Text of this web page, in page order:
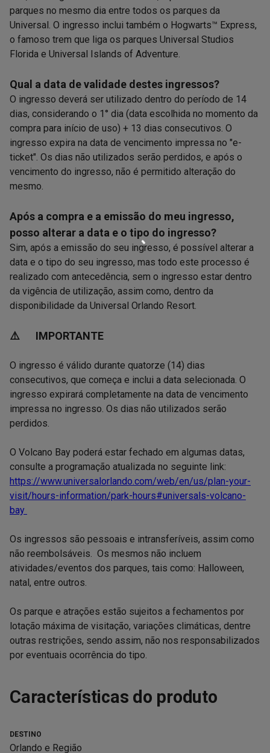
parques no mesmo dia entre todos os parques da
Universal. O ingresso inclui também o Hogwarts™ Express,
o famoso trem que liga os parques Universal Studios
Florida e Universal Islands of Adventure.
Qual a data de validade destes ingressos?
O ingresso deverá ser utilizado dentro do período de 14
dias, considerando o 1° dia (data escolhida no momento da
compra para início de uso) + 13 dias consecutivos. O
ingresso expira na data de vencimento impressa no "e-
ticket". Os dias não utilizados serão perdidos, e após o
vencimento do ingresso, não é permitido alteração do
mesmo.
Após a compra e a emissão do meu ingresso,
posso alterar a data e o tipo do ingresso?
Sim, após a emissão do seu ingresso, é possível alterar a
data e o tipo do seu ingresso, mas todo este processo é
realizado com antecedência, sem o ingresso estar dentro
da vigência de utilização, assim como, dentro da
disponibilidade da Universal Orlando Resort.
⚠️ IMPORTANTE
O ingresso é válido durante quatorze (14) dias
consecutivos, que começa e inclui a data selecionada. O
ingresso expirará completamente na data de vencimento
impressa no ingresso. Os dias não utilizados serão
perdidos.
O Volcano Bay poderá estar fechado em algumas datas,
consulte a programação atualizada no seguinte link:
https://www.universalorlando.com/web/en/us/plan-your-
visit/hours-information/park-hours#universals-volcano-
bay
Os ingressos são pessoais e intransferíveis, assim como
não reembolsáveis. Os mesmos não incluem
atividades/eventos dos parques, tais como: Halloween,
natal, entre outros.
Os parque e atrações estão sujeitos a fechamentos por
lotação máxima de visitação, variações climáticas, dentre
outras restrições, sendo assim, não nos responsabilizados
por eventuais ocorrência do tipo.
Características do produto
DESTINO
Orlando e Região